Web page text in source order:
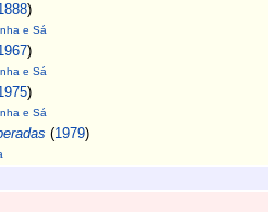
)
e Sá
)
e Sá
)
e Sá
(1979)